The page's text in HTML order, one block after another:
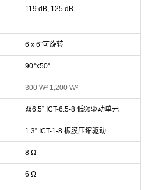
119 dB, 125 dB
6 x 6”可旋转
90°x50°
300 W² 1,200 W²
双6.5” ICT-6.5-8 低频驱动单元
1.3” ICT-1-8 振膜压缩驱动
8 Ω
6 Ω